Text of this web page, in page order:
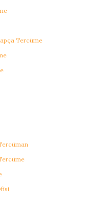
Tercüme